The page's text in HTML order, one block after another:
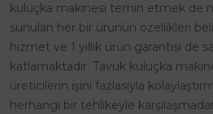
kuluçka makinesi temin etmek de
sunulan her bir ürünün özellikleri
hizmet ve 1 yıllık ürün garantisi de
katlamaktadır. Tavuk kuluçka
üreticilerin işini fazlasıyla
herhangi bir tehlikeyle